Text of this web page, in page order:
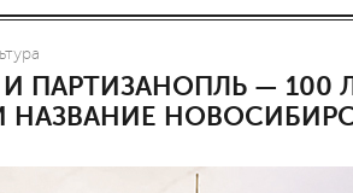
ПАРТИЗАНОПЛЬ — 100
НАЗВАНИЕ